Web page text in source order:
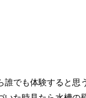
誰でも体験すると